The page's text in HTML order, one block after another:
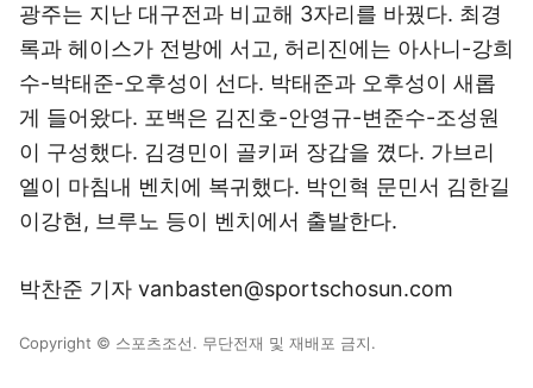
광주는 지난 대구전과 비교해 3자리를 바꿨다. 최경
록과 헤이스가 전방에 서고, 허리진에는 아사니-강희
수-박태준-오후성이 선다. 박태준과 오후성이 새롭
게 들어왔다. 포백은 김진호-안영규-변준수-조성원
이 구성했다. 김경민이 골키퍼 장갑을 꼈다. 가브리
엘이 마침내 벤치에 복귀했다. 박인혁 문민서 김한길
이강현, 브루노 등이 벤치에서 출발한다.
박찬준 기자 vanbasten@sportschosun.com
Copyright © 스포츠조선. 무단전재 및 재배포 금지.